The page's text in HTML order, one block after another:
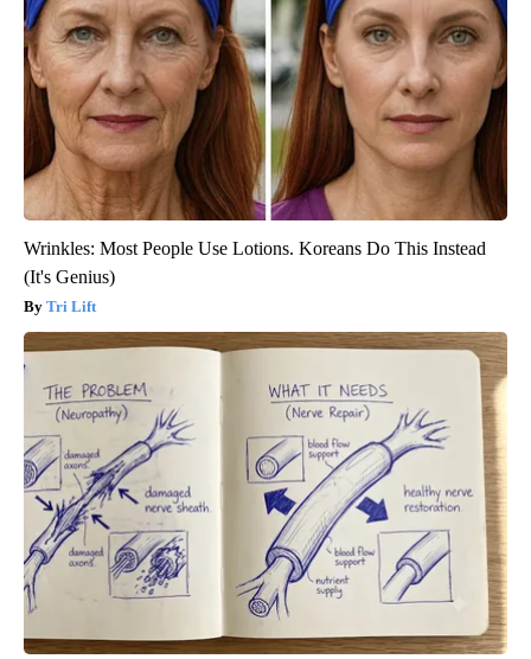
Wrinkles: Most People Use Lotions. Koreans Do This Instead
(It's Genius)
Tri Lift